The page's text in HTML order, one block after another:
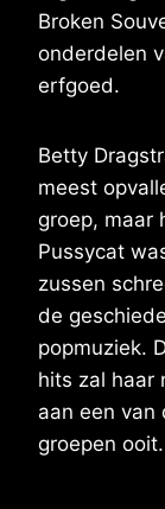
Broken
onderdelen
erfgoed.
Betty
meest
groep, maar
Pussycat
zussen
de
popmuziek.
hits zal haar
aan een van
groepen ooit.